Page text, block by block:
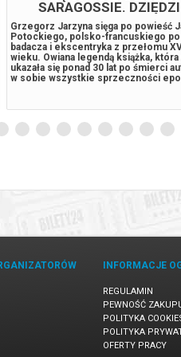
Marcia Kash, Douglas E. Hughes COŚ
Reżyseria: Krystyna Janda Przekład:
Woźniak Scenografia, kostiumy:
Karwowska Asystentki ds.
kostiumów: Małgorzata Domańska,
Reżyseria światła: Katarzyna
Producentka wykonawcza i
Klaudia Błazik Realizacja dźwięku:
Realizacja światła: Rafał Piotrowski
Dębska,...
INFORMACJE
REGULAMIN
PEWNOŚĆ
POLITYKA
POLITYKA
OFERTY PRACY